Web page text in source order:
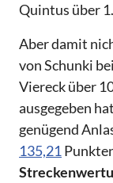
Quintus über
Aber damit
von Schunki
Viereck über
ausgegeben
genügend
135,21